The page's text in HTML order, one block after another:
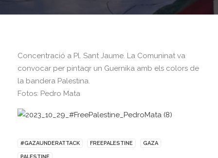
Concentració a Pl. Sant Jaume. La Comuninat va
convocar per pintaqr un Guernika amb els colors de
la bandera Palestina.
Fotos: Pedro Mata
#GAZAUNDERATTACK FREEPALESTINE GAZA